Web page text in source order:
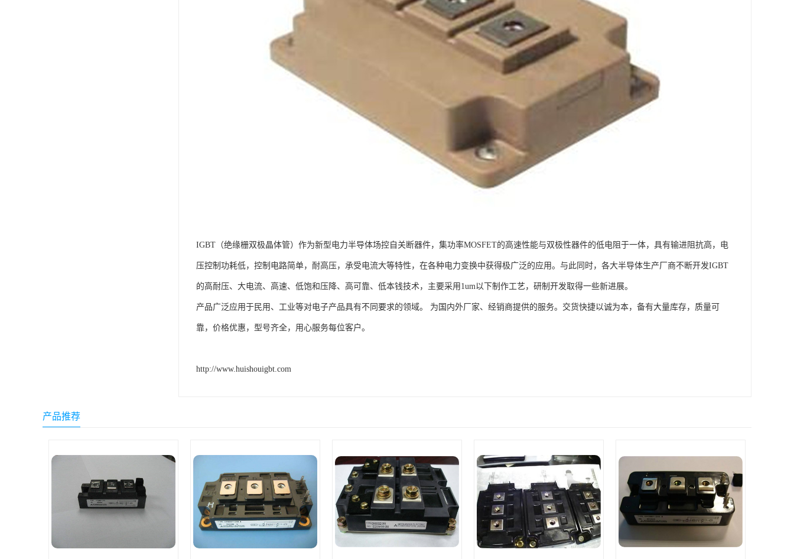
IGBT（绝缘栅双极晶体管）作为新型电力半导体场控自关断器件，集功率MOSFET的高速性能与双极性器件的低电阻于一体，具有输进阻抗高，电
压控制功耗低，控制电路简单，耐高压，承受电流大等特性，在各种电力变换中获得极广泛的应用。与此同时，各大半导体生产厂商不断开发IGBT
的高耐压、大电流、高速、低饱和压降、高可靠、低本钱技术，主要采用1um以下制作工艺，研制开发取得一些新进展。
产品广泛应用于民用、工业等对电子产品具有不同要求的领域。 为国内外厂家、经销商提供的服务。交货快捷以诚为本，备有大量库存，质量可
靠，价格优惠，型号齐全，用心服务每位客户。
http://www.huishouigbt.com
产品推荐